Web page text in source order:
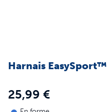
Harnais EasySport™
25,99 €